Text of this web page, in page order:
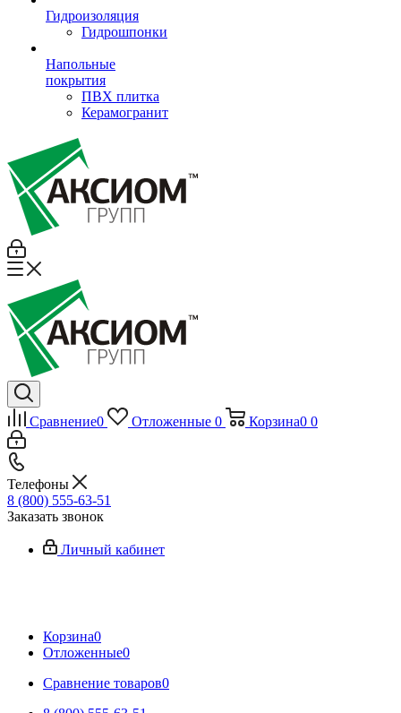
Гидроизоляция
Гидрошпонки
Напольные
покрытия
ПВХ плитка
Керамогранит
Сравнение0 Отложенные 0 Корзина0 0
Телефоны
8 (800) 555-63-51
Заказать звонок
Личный кабинет
Корзина0
Отложенные0
Сравнение товаров0